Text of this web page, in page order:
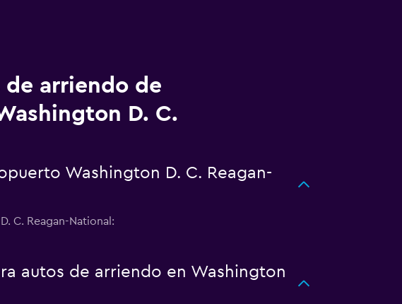
arriendo de
D. C.
Washington D. C. Reagan-
C. Reagan-National:
autos de arriendo en Washington